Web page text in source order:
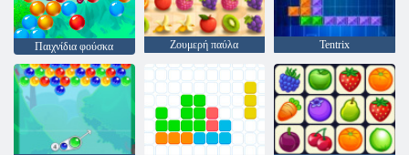
Παιχνίδια φούσκα Ζουμερή παύλα Tentrix